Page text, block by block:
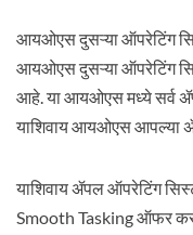
आयओएस दुसऱ्या ऑपरेटिंग
आयओएस दुसऱ्या ऑपरेटिंग
आहे. या आयओएस मध्ये सर्व
याशिवाय आयओएस आपल्या
याशिवाय ॲपल ऑपरेटिंग
Smooth Tasking ऑफर